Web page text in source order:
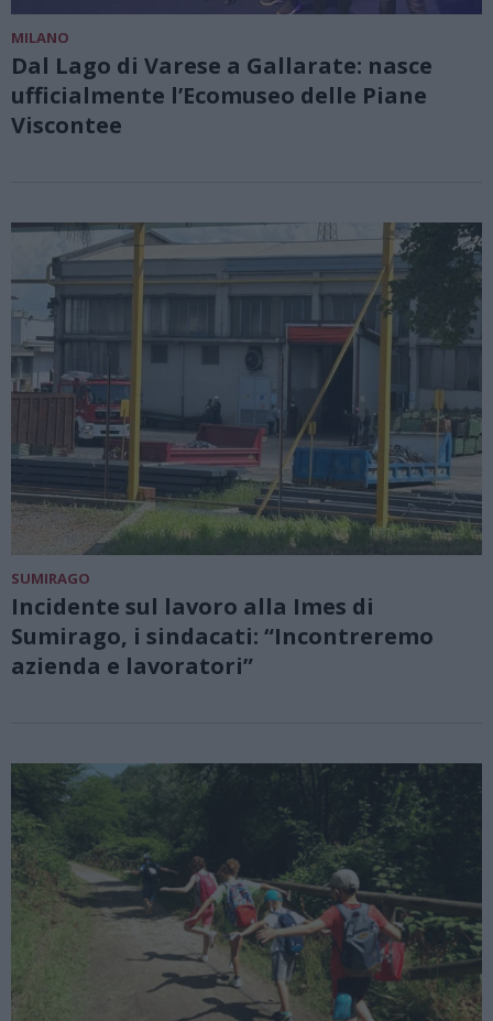
MILANO
Dal Lago di Varese a Gallarate: nasce
ufficialmente l’Ecomuseo delle Piane
Viscontee
SUMIRAGO
Incidente sul lavoro alla Imes di
Sumirago, i sindacati: “Incontreremo
azienda e lavoratori”